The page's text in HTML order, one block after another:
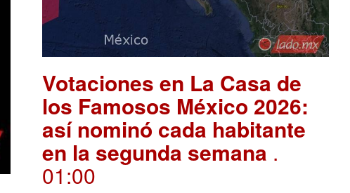
Votaciones en La Casa de
los Famosos México 2026:
así nominó cada habitante
en la segunda semana .
01:00